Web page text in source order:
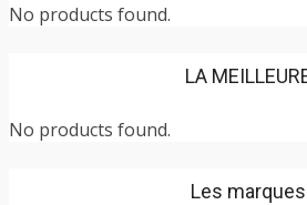
No products found.
LA
No products found.
Les marques